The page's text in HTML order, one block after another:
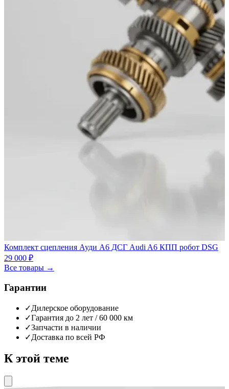
Комплект сцепления Ауди А6 ДСГ Audi A6 КПП робот DSG
29 000 ₽
Все товары →
Гарантии
✓Дилерское оборудование
✓Гарантия до 2 лет / 60 000 км
✓Запчасти в наличии
✓Доставка по всей РФ
К этой теме